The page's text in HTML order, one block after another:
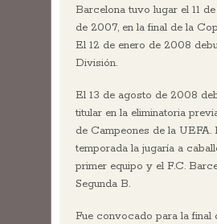
Barcelona tuvo lugar el 11
de 2007, en la final de la
El 12 de enero de 2008
División.
El 13 de agosto de 2008
titular en la eliminatoria
de Campeones de la UEFA.
temporada la jugaría a
primer equipo y el F.C.
Segunda B.
Fue convocado para la final